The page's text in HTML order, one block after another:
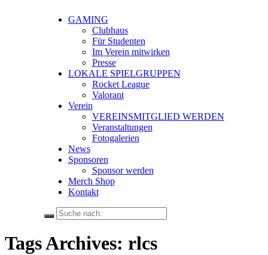
GAMING
Clubhaus
Für Studenten
Im Verein mitwirken
Presse
LOKALE SPIELGRUPPEN
Rocket League
Valorant
Verein
VEREINSMITGLIED WERDEN
Veranstaltungen
Fotogalerien
News
Sponsoren
Sponsor werden
Merch Shop
Kontakt
Tags Archives: rlcs